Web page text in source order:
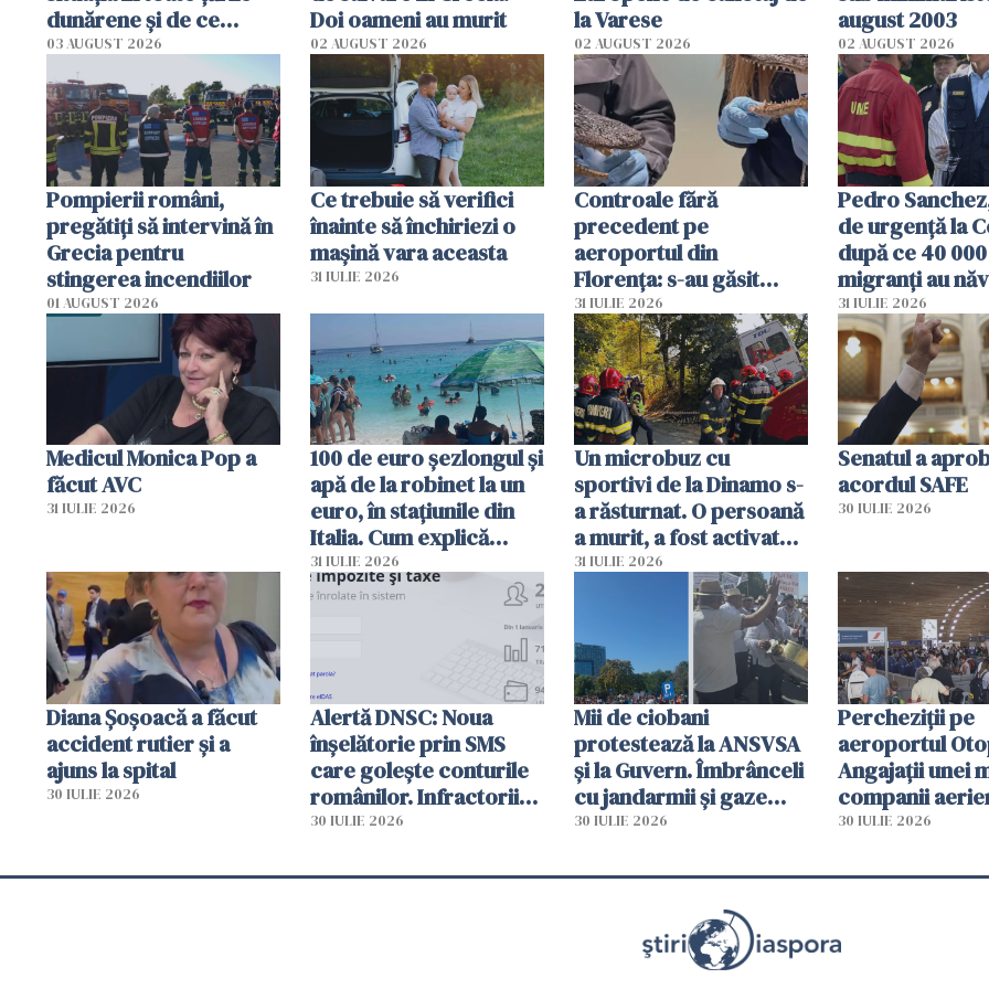
dunărene și de ce
România resimte
efectele, deși a plouat
în iulie
03 AUGUST 2026
Doi oameni au murit
02 AUGUST 2026
la Varese
02 AUGUST 2026
august 2003
02 AUGUST 2026
Pompierii români,
pregătiţi să intervină în
Grecia pentru
stingerea incendiilor
01 AUGUST 2026
Ce trebuie să verifici
înainte să închiriezi o
mașină vara aceasta
31 IULIE 2026
Controale fără
precedent pe
aeroportul din
Florența: s-au găsit
capete de aligator și o
sumă imensă de bani
31 IULIE 2026
Pedro
de urgență la
după ce 40
migranți au
teritoriul
mobiliza toate
resursele"
31 IULIE 2026
Medicul Monica Pop a
făcut AVC
31 IULIE 2026
100 de euro șezlongul și
apă de la robinet la un
euro, în stațiunile din
Italia. Cum explică
autoritățile
31 IULIE 2026
Un microbuz cu
sportivi de la Dinamo s-
a răsturnat. O persoană
a murit, a fost activat
planul roșu de
31 IULIE 2026
Senatul a
acordul SAFE
30 IULIE 2026
Diana Șoșoacă a făcut
accident rutier și a
ajuns la spital
30 IULIE 2026
Alertă DNSC: Noua
înșelătorie prin SMS
care golește conturile
românilor. Infractorii
folosesc numele
Române
30 IULIE 2026
Mii de ciobani
protestează la ANSVSA
și la Guvern. Îmbrânceli
cu jandarmii și gaze
lacrimogene
30 IULIE 2026
Percheziții pe
aeroportul
Angajații unei
companii
parfumuri,
vânzării
30 IULIE 2026